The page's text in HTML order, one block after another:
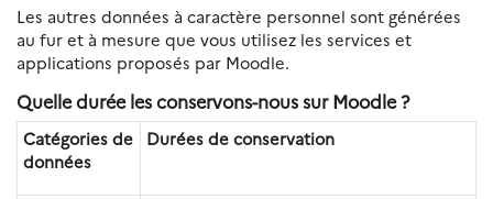
Les autres données à caractère personnel sont générées
au fur et à mesure que vous utilisez les services et
applications proposés par Moodle.
Quelle durée les conservons-nous sur Moodle ?
Catégories de
données
Durées de conservation